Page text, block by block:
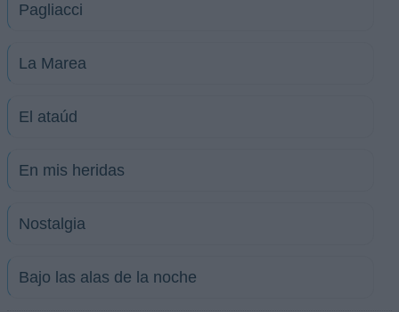
Pagliacci
La Marea
El ataúd
En mis heridas
Nostalgia
Bajo las alas de la noche